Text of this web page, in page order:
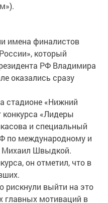
имена финалистов
который
РФ Владимира
оказались сразу
стадионе «Нижний
конкурса «Лидеры
и специальный
по международному и
Михаил Швыдкой.
он отметил, что в
рискнули выйти на это
главных мотиваций в